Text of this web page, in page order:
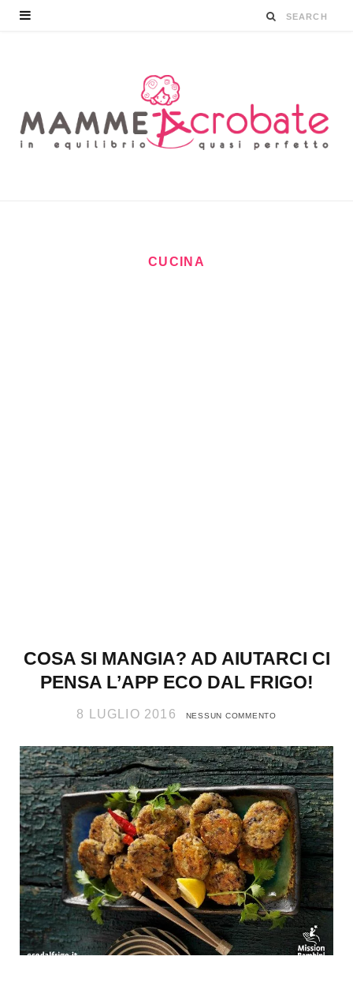
CUCINA
COSA SI MANGIA? AD AIUTARCI CI
PENSA L’APP ECO DAL FRIGO!
8 LUGLIO 2016 NESSUN COMMENTO